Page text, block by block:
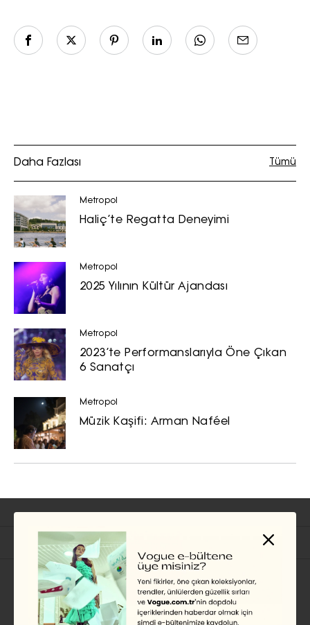
Daha Fazlası Tümü
Metropol
Haliç’te Regatta Deneyimi
Metropol
2025 Yılının Kültür Ajandası
Metropol
2023’te Performanslarıyla Öne Çıkan
6 Sanatçı
Metropol
Müzik Kaşifi: Arman Naféel
İlgili Başlıklar
KİTAP
Vogue Kitap Kulübü Aralık'23